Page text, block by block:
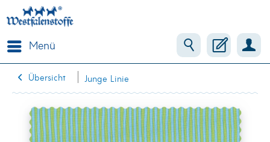
Menü
Übersicht Junge Linie